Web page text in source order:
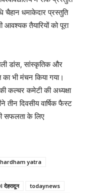
चैहान धमाकेदार प्रस्तुति
आवश्यक तैयारियों को पूरा
डांस, सांस्कृतिक और
का भी मंचन किया गया।
कल्चर कमेटी की अध्यक्षा
तीन दिवसीय वार्षिक फैस्ट
सफलता के लिए
yatra
देहरादून
todaynews